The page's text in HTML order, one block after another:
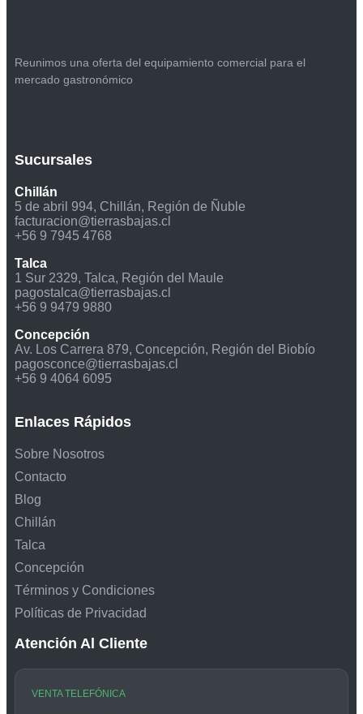
Reunimos una oferta del equipamiento comercial para el
mercado gastronómico
Sucursales
Chillán
5 de abril 994, Chillán, Región de Ñuble
facturacion@tierrasbajas.cl
+56 9 7945 4768
Talca
1 Sur 2329, Talca, Región del Maule
pagostalca@tierrasbajas.cl
+56 9 9479 9880
Concepción
Av. Los Carrera 879, Concepción, Región del Biobío
pagosconce@tierrasbajas.cl
+56 9 4064 6095
Enlaces Rápidos
Sobre Nosotros
Contacto
Blog
Chillán
Talca
Concepción
Términos y Condiciones
Políticas de Privacidad
Atención Al Cliente
VENTA TELEFÓNICA